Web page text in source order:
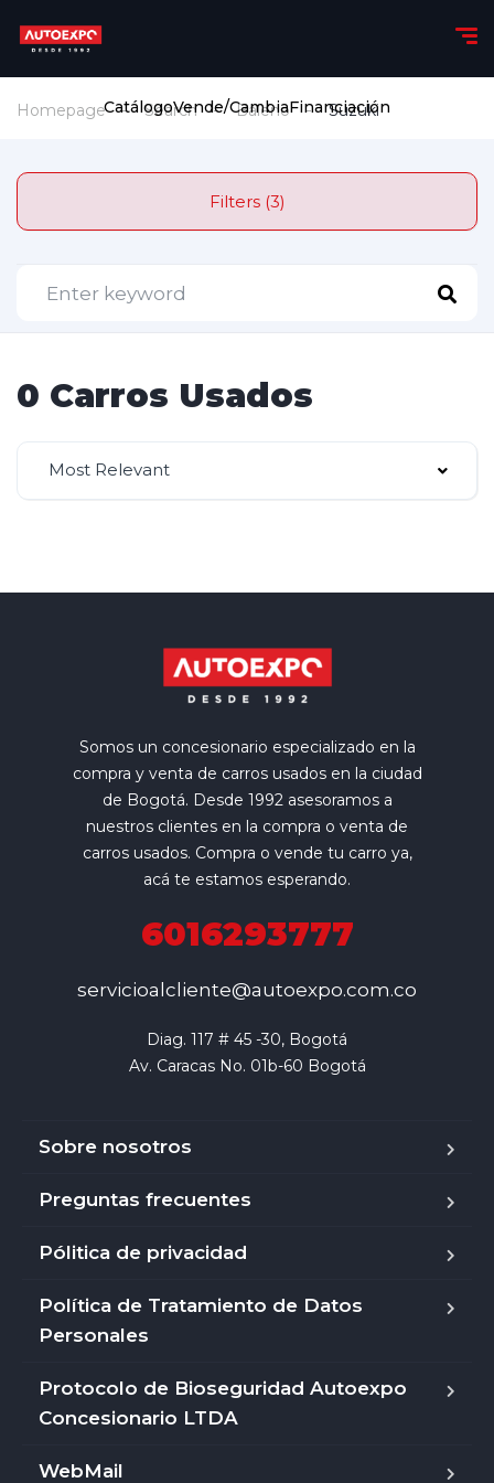
CatálogoVende/CambiaFinanciación
Homepage Search Baleno Suzuki
Filters (3)
0 Carros Usados
Most Relevant
Somos un concesionario especializado en la
compra y venta de carros usados en la ciudad
de Bogotá. Desde 1992 asesoramos a
nuestros clientes en la compra o venta de
carros usados. Compra o vende tu carro ya,
acá te estamos esperando.
6016293777
servicioalcliente@autoexpo.com.co
Diag. 117 # 45 -30, Bogotá
Av. Caracas No. 01b-60 Bogotá
Sobre nosotros
Preguntas frecuentes
Pólitica de privacidad
Política de Tratamiento de Datos
Personales
Protocolo de Bioseguridad Autoexpo
Concesionario LTDA
WebMail